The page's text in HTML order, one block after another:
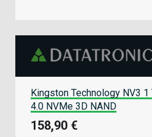
Kingston Technology NV3
4.0 NVMe 3D NAND
158,90 €